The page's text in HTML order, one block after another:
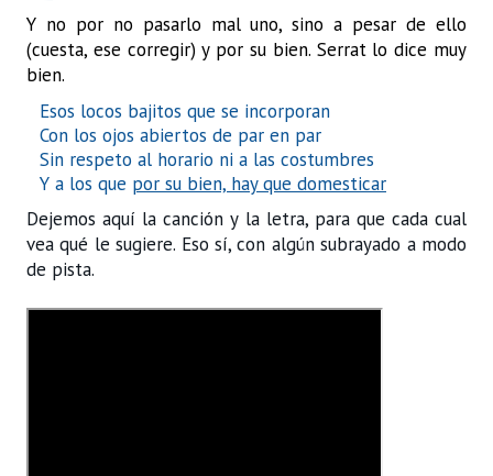
Y no por no pasarlo mal uno, sino a pesar de ello
(cuesta, ese corregir) y por su bien. Serrat lo dice muy
bien.
Esos locos bajitos que se incorporan
Con los ojos abiertos de par en par
Sin respeto al horario ni a las costumbres
Y a los que por su bien, hay que domesticar
Dejemos aquí la canción y la letra, para que cada cual
vea qué le sugiere. Eso sí, con algún subrayado a modo
de pista.